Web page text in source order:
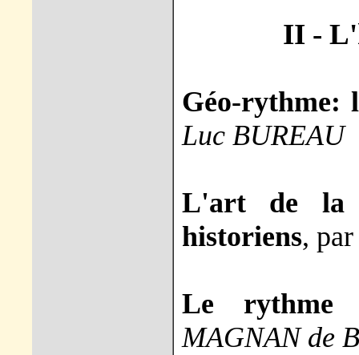
II -
Géo-rythme:
Luc BUREAU
L'art de la
historiens,
Le rythme
MAGNAN de